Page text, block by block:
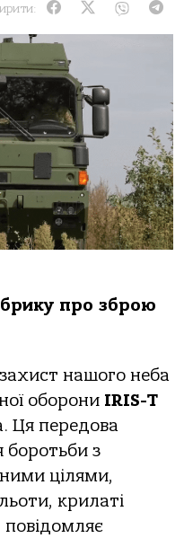
про зброю
нашого неба
оборони IRIS-T
Ця передова
боротьби з
цілями,
крилаті
повідомляє